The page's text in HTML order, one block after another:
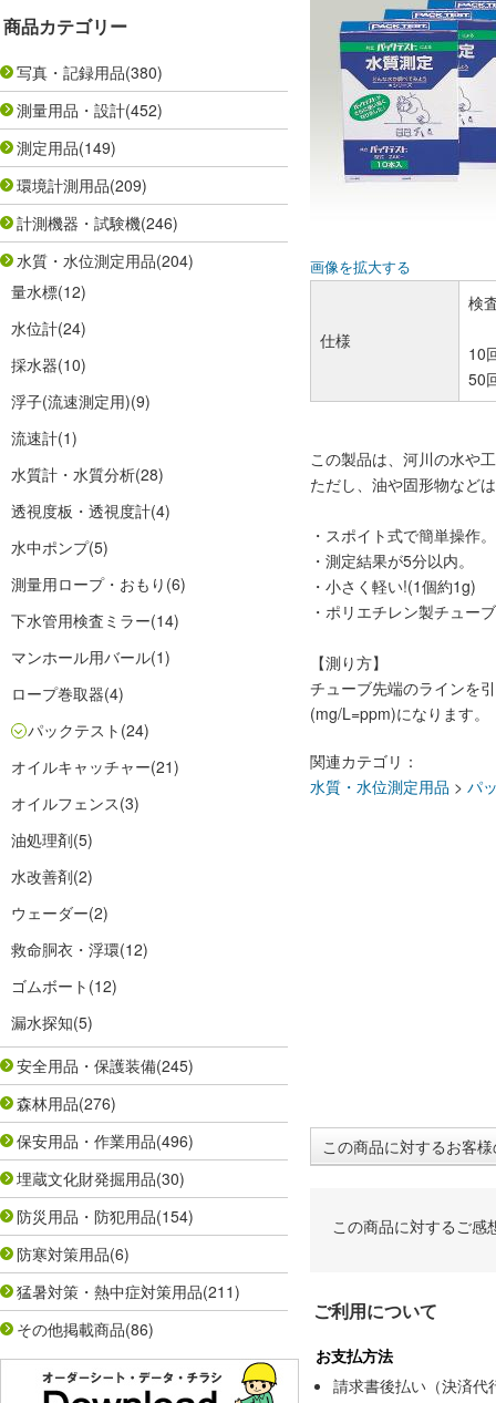
商品カテゴリー
写真・記録用品(380)
測量用品・設計(452)
測定用品(149)
環境計測用品(209)
計測機器・試験機(246)
水質・水位測定用品(204)
量水標(12)
水位計(24)
採水器(10)
浮子(流速測定用)(9)
流速計(1)
水質計・水質分析(28)
透視度板・透視度計(4)
水中ポンプ(5)
測量用ロープ・おもり (6)
下水管用検査ミラー(14)
マンホール用バール(1)
ロープ巻取器(4)
パックテスト (24)
オイルキャッチャー(21)
オイルフェンス(3)
油処理剤(5)
水改善剤(2)
ウェーダー(2)
救命胴衣・浮環(12)
ゴムボート (12)
漏水探知(5)
安全用品・保護装備(245)
森林用品(276)
保安用品・作業用品(496)
埋蔵文化財発掘用品(30)
防災用品・防犯用品(154)
防寒対策用品(6)
猛暑対策・熱中症対策用品(211)
その他掲載商品(86)
画像を拡大する
仕様
検
10
50
この製品は、河川の水や
ただし、油や固形物など
・スポイト式で簡単操作。
・測定結果が5分以内。
・小さく軽い!(1個約1g)
・ポリエチレン製チュー
【測り方】
チューブ先端のラインを
(mg/L=ppm)になります。
関連カテゴリ：
水質・水位測定用品 > パ
この商品に対するお客
この商品に対するご感
ご利用について
お支払方法
請求書後払い（決済代